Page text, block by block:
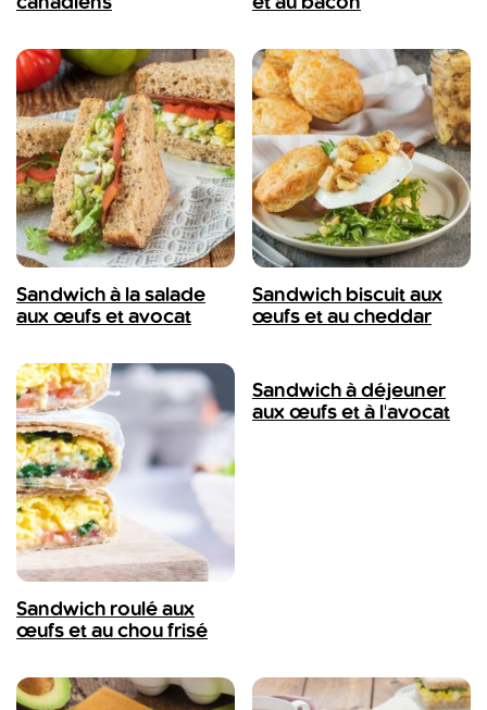
Sandwich à la salade
aux œufs et avocat
Sandwich biscuit aux
œufs et au cheddar
Sandwich roulé aux
œufs et au chou frisé
Sandwich à déjeuner
aux œufs et à l'avocat